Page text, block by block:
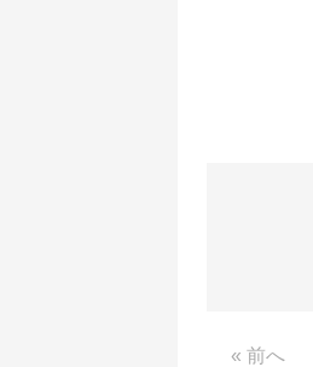
« 前へ